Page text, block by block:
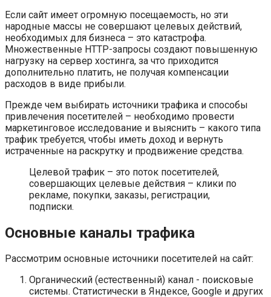
Если сайт имеет огромную посещаемость, но эти
народные массы не совершают целевых действий,
необходимых для бизнеса – это катастрофа.
Множественные HTTP-запросы создают повышенную
нагрузку на сервер хостинга, за что приходится
дополнительно платить, не получая компенсации
расходов в виде прибыли.
Прежде чем выбирать источники трафика и способы
привлечения посетителей – необходимо провести
маркетинговое исследование и выяснить – какого типа
трафик требуется, чтобы иметь доход и вернуть
истраченные на раскрутку и продвижение средства.
Целевой трафик – это поток посетителей,
совершающих целевые действия – клики по
рекламе, покупки, заказы, регистрации,
подписки.
Основные каналы трафика
Рассмотрим основные источники посетителей на сайт:
Органический (естественный) канал - поисковые
системы. Статистически в Яндексе, Google и других